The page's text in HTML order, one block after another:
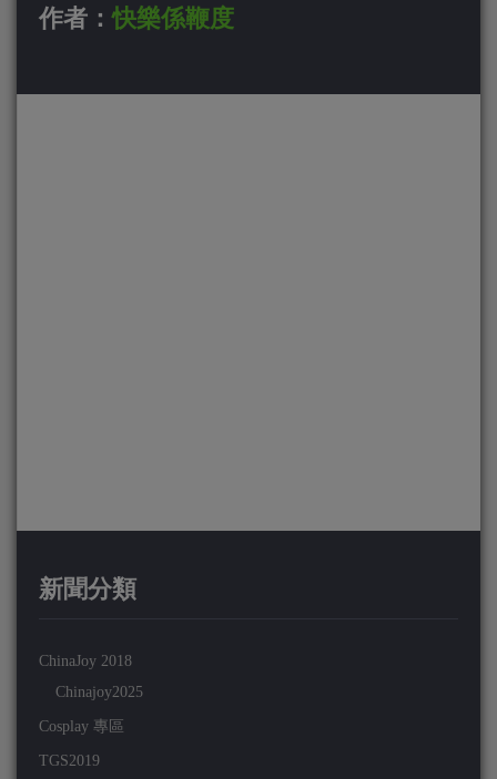
作者：快樂係鞭度
新聞分類
ChinaJoy 2018
Chinajoy2025
Cosplay 專區
TGS2019